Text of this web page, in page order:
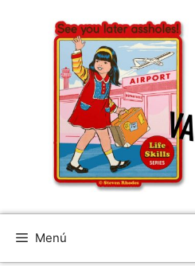
Menú